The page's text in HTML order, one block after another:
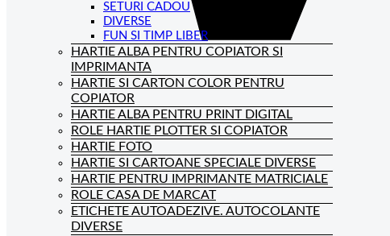
SETURI CADOU
DIVERSE
FUN SI TIMP LIBER
HARTIE ALBA PENTRU COPIATOR SI
IMPRIMANTA
HARTIE SI CARTON COLOR PENTRU
COPIATOR
HARTIE ALBA PENTRU PRINT DIGITAL
ROLE HARTIE PLOTTER SI COPIATOR
HARTIE FOTO
HARTIE SI CARTOANE SPECIALE DIVERSE
HARTIE PENTRU IMPRIMANTE MATRICIALE
ROLE CASA DE MARCAT
ETICHETE AUTOADEZIVE. AUTOCOLANTE
DIVERSE